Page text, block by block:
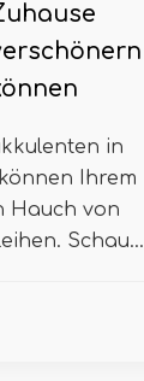
in
Ihrem
Hauch von
Schau...